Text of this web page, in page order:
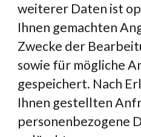
weiterer Daten ist
Ihnen gemachten
Zwecke der
sowie für mögliche
gespeichert. Nach
Ihnen gestellten
personenbezogene